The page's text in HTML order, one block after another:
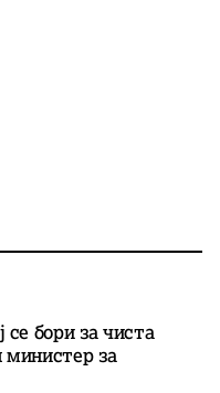
се бори за чиста
министер за